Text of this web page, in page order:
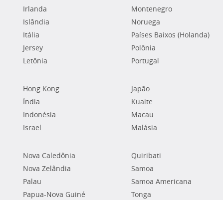
Irlanda
Islândia
Itália
Jersey
Letônia
Montenegro
Noruega
Países Baixos (Holanda)
Polônia
Portugal
Hong Kong
Índia
Indonésia
Israel
Japão
Kuaite
Macau
Malásia
Nova Caledônia
Nova Zelândia
Palau
Papua-Nova Guiné
Quiribati
Samoa
Samoa Americana
Tonga